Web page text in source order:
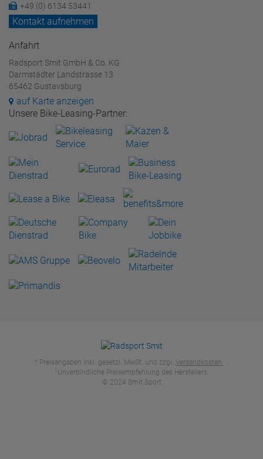
+49 (0) 6134 53441
Kontakt aufnehmen
Anfahrt
Radsport Smit GmbH & Co. KG
Darmstädter Landstrasse 13
65462 Gustavsburg
auf Karte anzeigen
Unsere Bike-Leasing-Partner:
* Preisangaben inkl. gesetzl. MwSt. und zzgl. Versandkosten .
1 Unverbindliche Preisempfehlung des Herstellers.
© 2024 Smit Sport